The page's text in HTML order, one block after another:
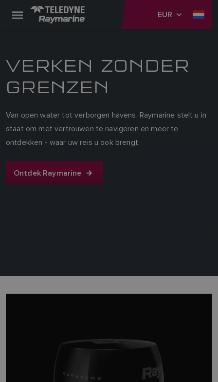
EUR
VERKEN ZONDER
GRENZEN
Van open water tot verborgen havens, Raymarine stelt u in
staat om met vertrouwen te navigeren en meer te
ontdekken - waar uw reis u ook brengt.
Ontdek Raymarine
STANDAARD VOOR
COMMERCIËLE
RADAR